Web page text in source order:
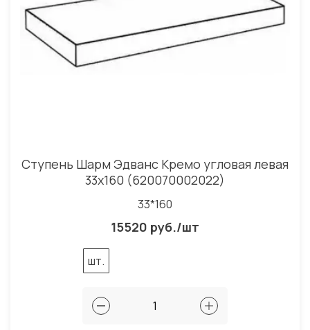
Ступень Шарм Эдванс Кремо угловая левая
33x160 (620070002022)
33*160
15520 руб./шт
шт.